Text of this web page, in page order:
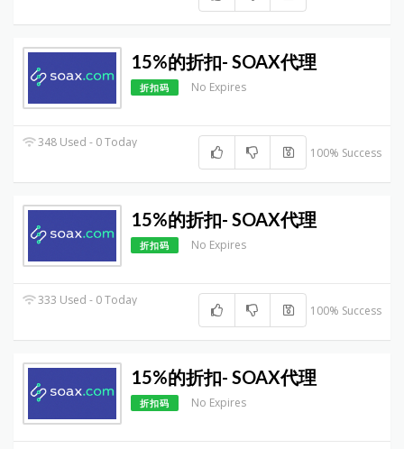
15%的折扣- SOAX代理
折扣码 No Expires
348 Used - 0 Today
100% Success
15%的折扣- SOAX代理
折扣码 No Expires
333 Used - 0 Today
100% Success
15%的折扣- SOAX代理
折扣码 No Expires